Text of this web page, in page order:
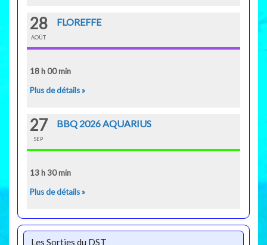
28
AOÛT
FLOREFFE
18 h 00 min
Plus de détails »
27
SEP
BBQ 2026 AQUARIUS
13 h 30 min
Plus de détails »
Les Sorties du DST